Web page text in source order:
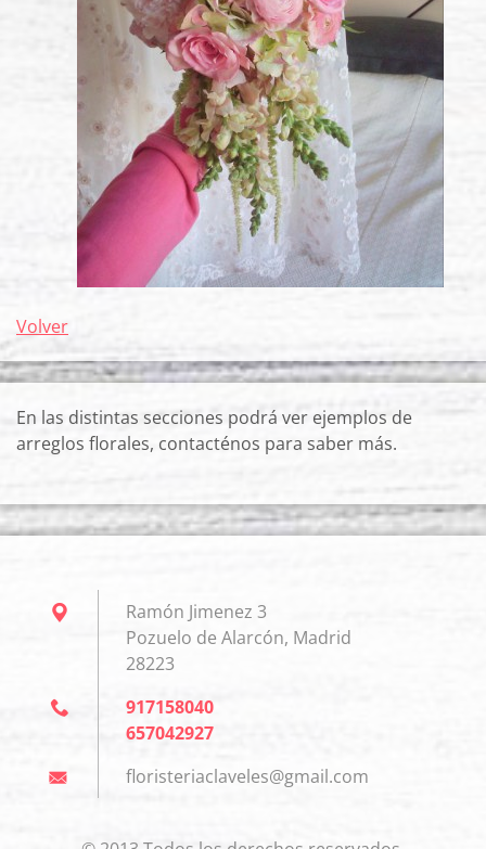
Volver
En las distintas secciones podrá ver ejemplos de
arreglos florales, contacténos para saber más.
Ramón Jimenez 3
Pozuelo de Alarcón, Madrid
28223
917158040
657042927
floristeriaclaveles@gmail.com